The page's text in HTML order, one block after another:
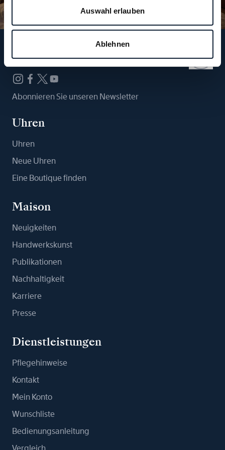
Auswahl erlauben
Ablehnen
Folgen Sie uns
Abonnieren Sie unseren Newsletter
Uhren
Uhren
Neue Uhren
Eine Boutique finden
Maison
Neuigkeiten
Handwerkskunst
Publikationen
Nachhaltigkeit
Karriere
Presse
Dienstleistungen
Pflegehinweise
Kontakt
Mein Konto
Wunschliste
Bedienungsanleitung